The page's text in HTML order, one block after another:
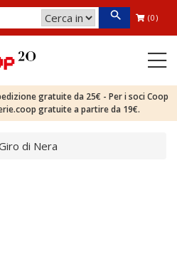
(0)
gratuite da 25€ - Per i soci Coop
gratuite a partire da 19€.
di Nera